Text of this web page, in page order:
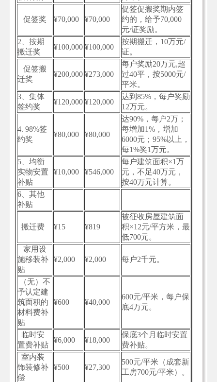
促签奖 ¥70,000 ¥70,000
促签促搬奖期内签
约的，给予70,000
元/证奖励。
2、按期
搬迁奖
¥100,000 ¥100,000
按期搬迁，10万元/
证。
促签搬
迁奖
¥200,000 ¥273,000
每户奖励20万元,超
过40平，按5000元/
平米。
3、集体
签约奖
¥120,000 ¥120,000
达到85%，每户奖励
12万元。
4. 98%签
约奖
¥80,000 ¥80,000
达90%，每户2万；
每增加1%，增加
6000元；95%以上，
每1%奖1万元。
5、均衡
实物安置
补贴
¥10,000 ¥546,000
每户建筑面积×1万
元，不足40万元，
按40万元计算。
6、其他
补贴
搬迁费 ¥15 ¥819
被征收房屋建筑面
积×12元/平方米，最
低700元。
家用设
施移装补
贴
¥2,000 ¥2,000 每户2千元。
（无）不
予认定建
筑面积的
材料费补
贴
¥600 ¥40,000
600元/平米，每户保
底4万元。
临时安
置费补贴
¥6,000 ¥18,000
保底3个月临时安置
费补贴。
室内装
饰装修补
偿
¥500 ¥27,300
500元/平米（成套新
工房700元/平米）。